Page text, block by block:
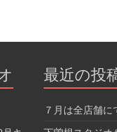
最近の投
７月は全店舗